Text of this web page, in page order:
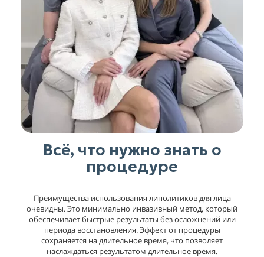
Всё, что нужно знать о
процедуре
Преимущества использования липолитиков для лица
очевидны. Это минимально инвазивный метод, который
обеспечивает быстрые результаты без осложнений или
периода восстановления. Эффект от процедуры
сохраняется на длительное время, что позволяет
наслаждаться результатом длительное время.